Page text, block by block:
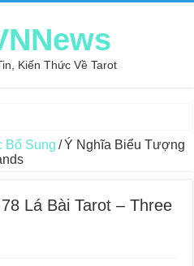
Kiến Thức Về Tarot
Dony
Nối Với Thế Giới Tâm Linh
Nhưng Không Thấy Thỏa
70: Heaven
Bổ Sung /Ý Nghĩa Biểu Tượng
Lá Bài Tarot – Three